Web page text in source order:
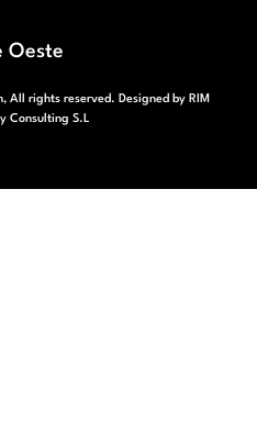
Oeste
All rights reserved. Designed by RIM
Consulting S.L